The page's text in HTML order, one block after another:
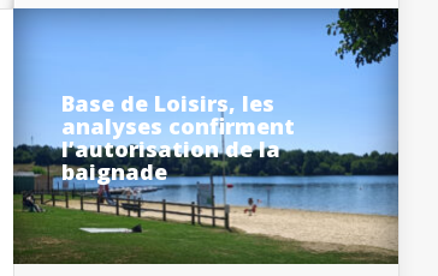
Base de Loisirs, les
analyses confirment
l’autorisation de la
baignade